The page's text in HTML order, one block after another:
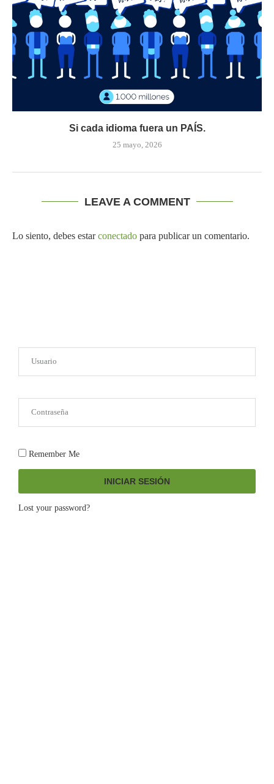
Si cada idioma fuera un PAÍS.
25 mayo, 2026
LEAVE A COMMENT
Lo siento, debes estarconectado para publicar un comentario.
Remember Me
INICIAR SESIÓN
Lost your password?